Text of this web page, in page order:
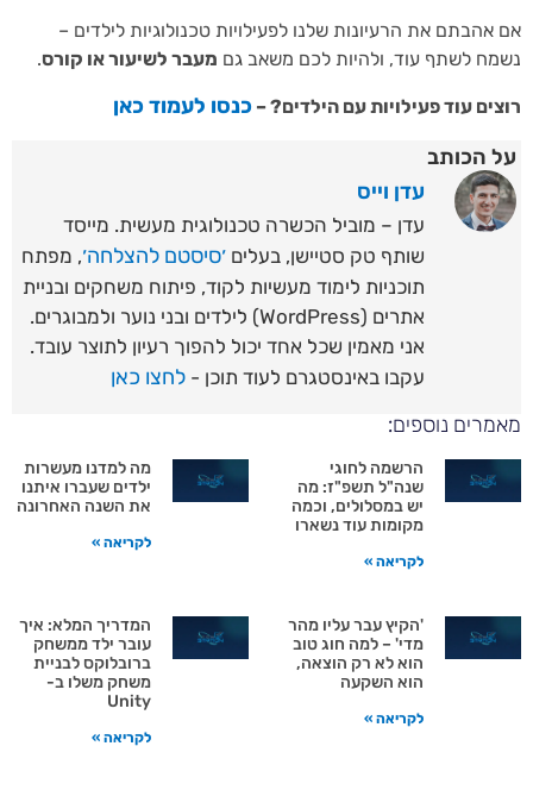
את הרעיונות שלנו לפעילויות טכנולוגיות לילדים –
לשתף עוד, ולהיות לכם משאב גםמעבר לשיעור או קורס.
עוד פעילויות עם הילדים? –כנסו לעמוד כאן
הכותב
עדן וייס
עדן – מוביל הכשרה טכנולוגית מעשית. מייסד
שותף טק סטיישן, בעלים׳סיסטם להצלחה׳, מפתח
תוכניות לימוד מעשיות לקוד, פיתוח משחקים ובניית
אתרים (WordPress) לילדים ובני נוער ולמבוגרים.
אני מאמין שכל אחד יכול להפוך רעיון לתוצר עובד.
עקבו באינסטגרם לעוד תוכן -לחצו כאן
נוספים:
הרשמה לחוגי
שנה"ל תשפ"ז: מה
יש במסלולים, וכמה
מקומות עוד נשארו
לקריאה »
מה למדנו מעשרות
ילדים שעברו איתנו
את השנה האחרונה
לקריאה »
'הקיץ עבר עליו מהר
מדי' – למה חוג טוב
הוא לא רק הוצאה,
הוא השקעה
לקריאה »
המדריך המלא: איך
עובר ילד ממשחק
ברובלוקס לבניית
משחק משלו ב-
Unity
לקריאה »